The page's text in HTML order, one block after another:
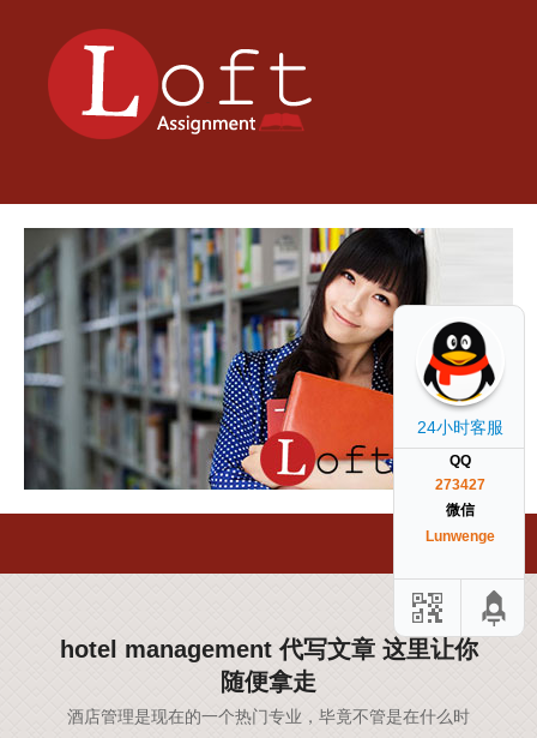
hotel management 代写文章 这里让你
随便拿走
酒店管理是现在的一个热门专业，毕竟不管是在什么时
24小时客服
QQ
273427
微信
Lunwenge